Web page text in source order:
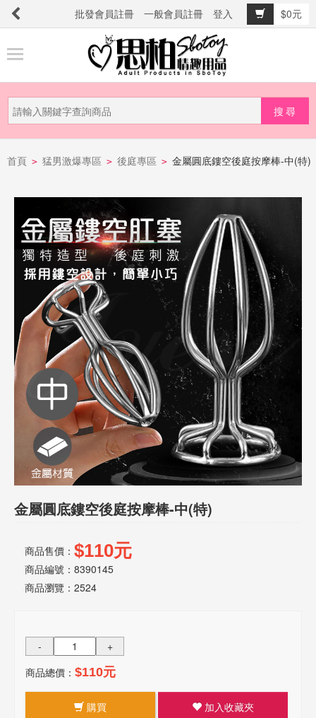
批發會員註冊 一般會員註冊 登入
$0元
品
新
品
市
提
話
或
簡
訊
明
首頁 > 猛男激爆專區 > 後庭專區 > 金屬圓底鏤空後庭按摩棒-中(特)
金屬圓底鏤空後庭按摩棒-中(特)
商品售價： $110元
商品編號：8390145
商品瀏覽： 2524
-
+
商品總價： $110元
購買 加入收藏夾